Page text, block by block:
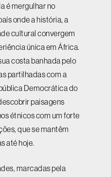
é mergulhar no
onde a história, a
cultural convergem
única em África.
costa banhada pelo
partilhadas com a
Democrática do
paisagens
étnicos com um forte
que se mantêm
até hoje.
marcadas pela